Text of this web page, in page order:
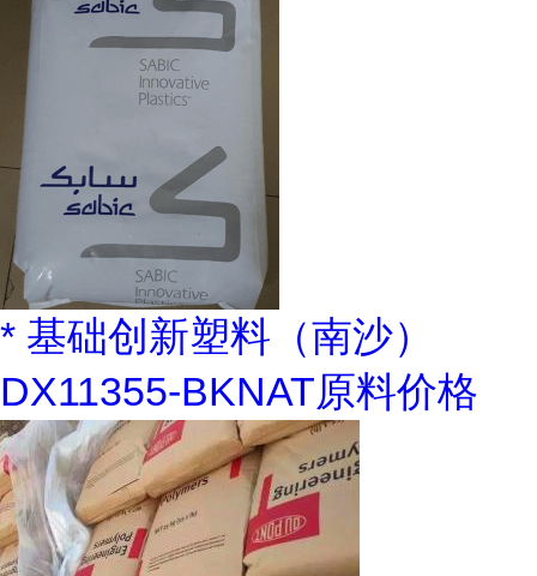
* 基础创新塑料（南沙）
DX11355-BKNAT原料价格